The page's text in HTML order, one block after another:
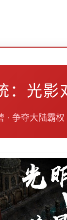
：光影
· 争夺大陆霸权